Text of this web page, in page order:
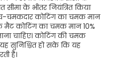
के भीतर नियंत्रित किया
चमकदार कोटिंग का चमक मान
मैट कोटिंग का चमक मान 10%
चाहिए। कोटिंग की चमक
यह सुनिश्चित हो सके कि यह
है।